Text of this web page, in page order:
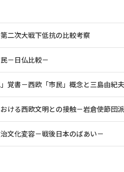
二次大戦下低抗の比較考察
－日仏比較－
」覚書－西欧「市民」概念と三島由紀
ける西欧文明との接触－岩倉使節団
文化変容－戦後日本のばあい－